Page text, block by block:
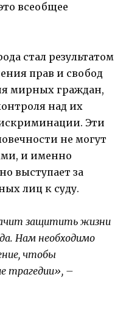
всеобщее
стал результатом
прав и свобод
мирных граждан,
над их
Эти
не могут
и именно
выступает за
лиц к суду.
защитить жизни
Нам необходимо
чтобы
трагедии», –